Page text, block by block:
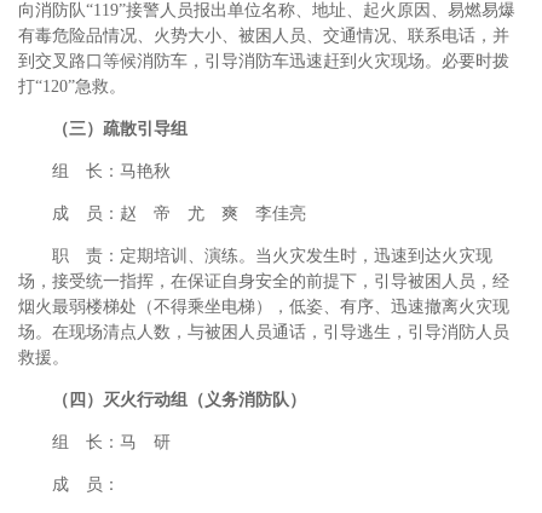
向消防队“119”接警人员报出单位名称、地址、起火原因、易燃易爆
有毒危险品情况、火势大小、被困人员、交通情况、联系电话，并
到交叉路口等候消防车，引导消防车迅速赶到火灾现场。必要时拨
打“120”急救。
（三）疏散引导组
组 长：马艳秋
成 员：赵 帝 尤 爽 李佳亮
职 责：定期培训、演练。当火灾发生时，迅速到达火灾现
场，接受统一指挥，在保证自身安全的前提下，引导被困人员，经
烟火最弱楼梯处（不得乘坐电梯），低姿、有序、迅速撤离火灾现
场。在现场清点人数，与被困人员通话，引导逃生，引导消防人员
救援。
（四）灭火行动组（义务消防队）
组 长：马 研
成 员：